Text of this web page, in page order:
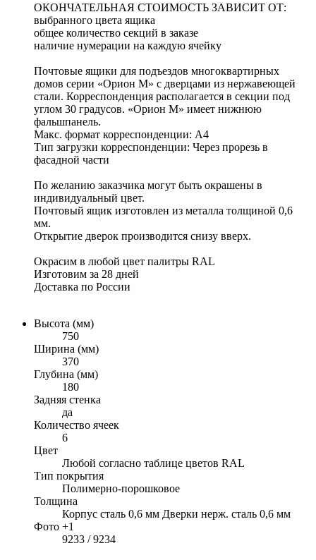
ОКОНЧАТЕЛЬНАЯ СТОИМОСТЬ ЗАВИСИТ ОТ:
выбранного цвета ящика
общее количество секций в заказе
наличие нумерации на каждую ячейку
Почтовые ящики для подъездов многоквартирных
домов серии «Орион М» с дверцами из нержавеющей
стали. Корреспонденция располагается в секции под
углом 30 градусов. «Орион М» имеет нижнюю
фальшпанель.
Макс. формат корреспонденции: А4
Тип загрузки корреспонденции: Через прорезь в
фасадной части
По желанию заказчика могут быть окрашены в
индивидуальный цвет.
Почтовый ящик изготовлен из металла толщиной 0,6
мм.
Открытие дверок производится снизу вверх.
Окрасим в любой цвет палитры RAL
Изготовим за 28 дней
Доставка по России
Высота (мм)
750
Ширина (мм)
370
Глубина (мм)
180
Задняя стенка
да
Количество ячеек
6
Цвет
Любой согласно таблице цветов RAL
Тип покрытия
Полимерно-порошковое
Толщина
Корпус сталь 0,6 мм Дверки нерж. сталь 0,6 мм
Фото +1
9233 / 9234